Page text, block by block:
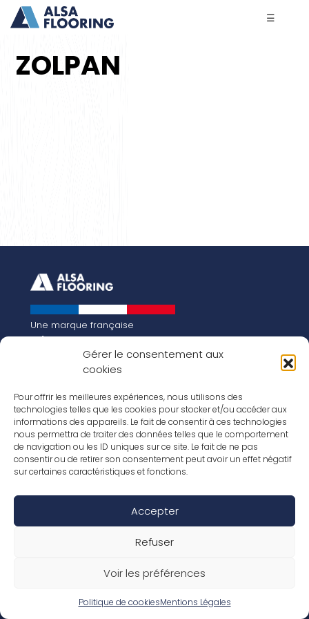
Gérer le consentement aux
cookies
Pour offrir les meilleures expériences, nous utilisons des
technologies telles que les cookies pour stocker et/ou accéder aux
informations des appareils. Le fait de consentir à ces technologies
nous permettra de traiter des données telles que le comportement
de navigation ou les ID uniques sur ce site. Le fait de ne pas
consentir ou de retirer son consentement peut avoir un effet négatif
sur certaines caractéristiques et fonctions.
Accepter
Refuser
Voir les préférences
Politique de cookiesMentions Légales
☰
ZOLPAN
Une marque française
Qui sommes-nous
Notre histoire
Les chiffres clés
FR
EN
Nos revêtements
Nos Stratifiés
Nos accessoires
Nos parquets
Conditions de garantie
Déclaration de performance
Politique de confidentialité